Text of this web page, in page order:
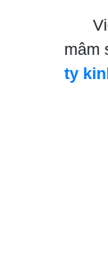
mâm
ty